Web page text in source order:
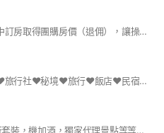
加入開發散客團隊，集中訂房取得團購房價（退佣），讓操作散客旅遊獲利更簡單
遊覽車司機♥導遊小姐♥旅行社❤️秘境❤️旅行❤️飯店❤️民宿❤️露營❤️景點 (箭頭)旅遊業者分享方式： 風景照片/旅遊景點/再附上優惠活動 (箭頭)飯店業者分享方式： 飯店照片/設施配備/餐點服務/優惠活動 小葉會整理好放在記事本，給版友們欣賞 (箭頭)請勿直接丟廣告，請先提供旅遊資訊 (箭頭)記事本有旅遊相關消息 (箭頭)旅遊業、飯店業、民宿業者 (箭頭)禁止腥羶色話題、言語騷擾、酸民行為、散布不實言論、禁止討論政治、宗教 (箭頭)歡迎分享連結，但別忘了互惠唷，不然一律刪除 (箭頭)亂版者，管理員有權刪除訊息並踢除成員資格 (箭頭)本群成立宗旨是希望可以讓大家在忙碌之餘，有個地方可以看看美景、美照 互相支援調配遊覽車司機 導遊小姐💰 (箭頭)請大家聊天時別忘了禮貌唷 😄祝大家身體健康 心想事成😄
1.提供併團行程，自由行套裝，機加酒，獨家代理景點等等優勢旅遊產品。 2.封閉式群組，未經允許禁止PO文